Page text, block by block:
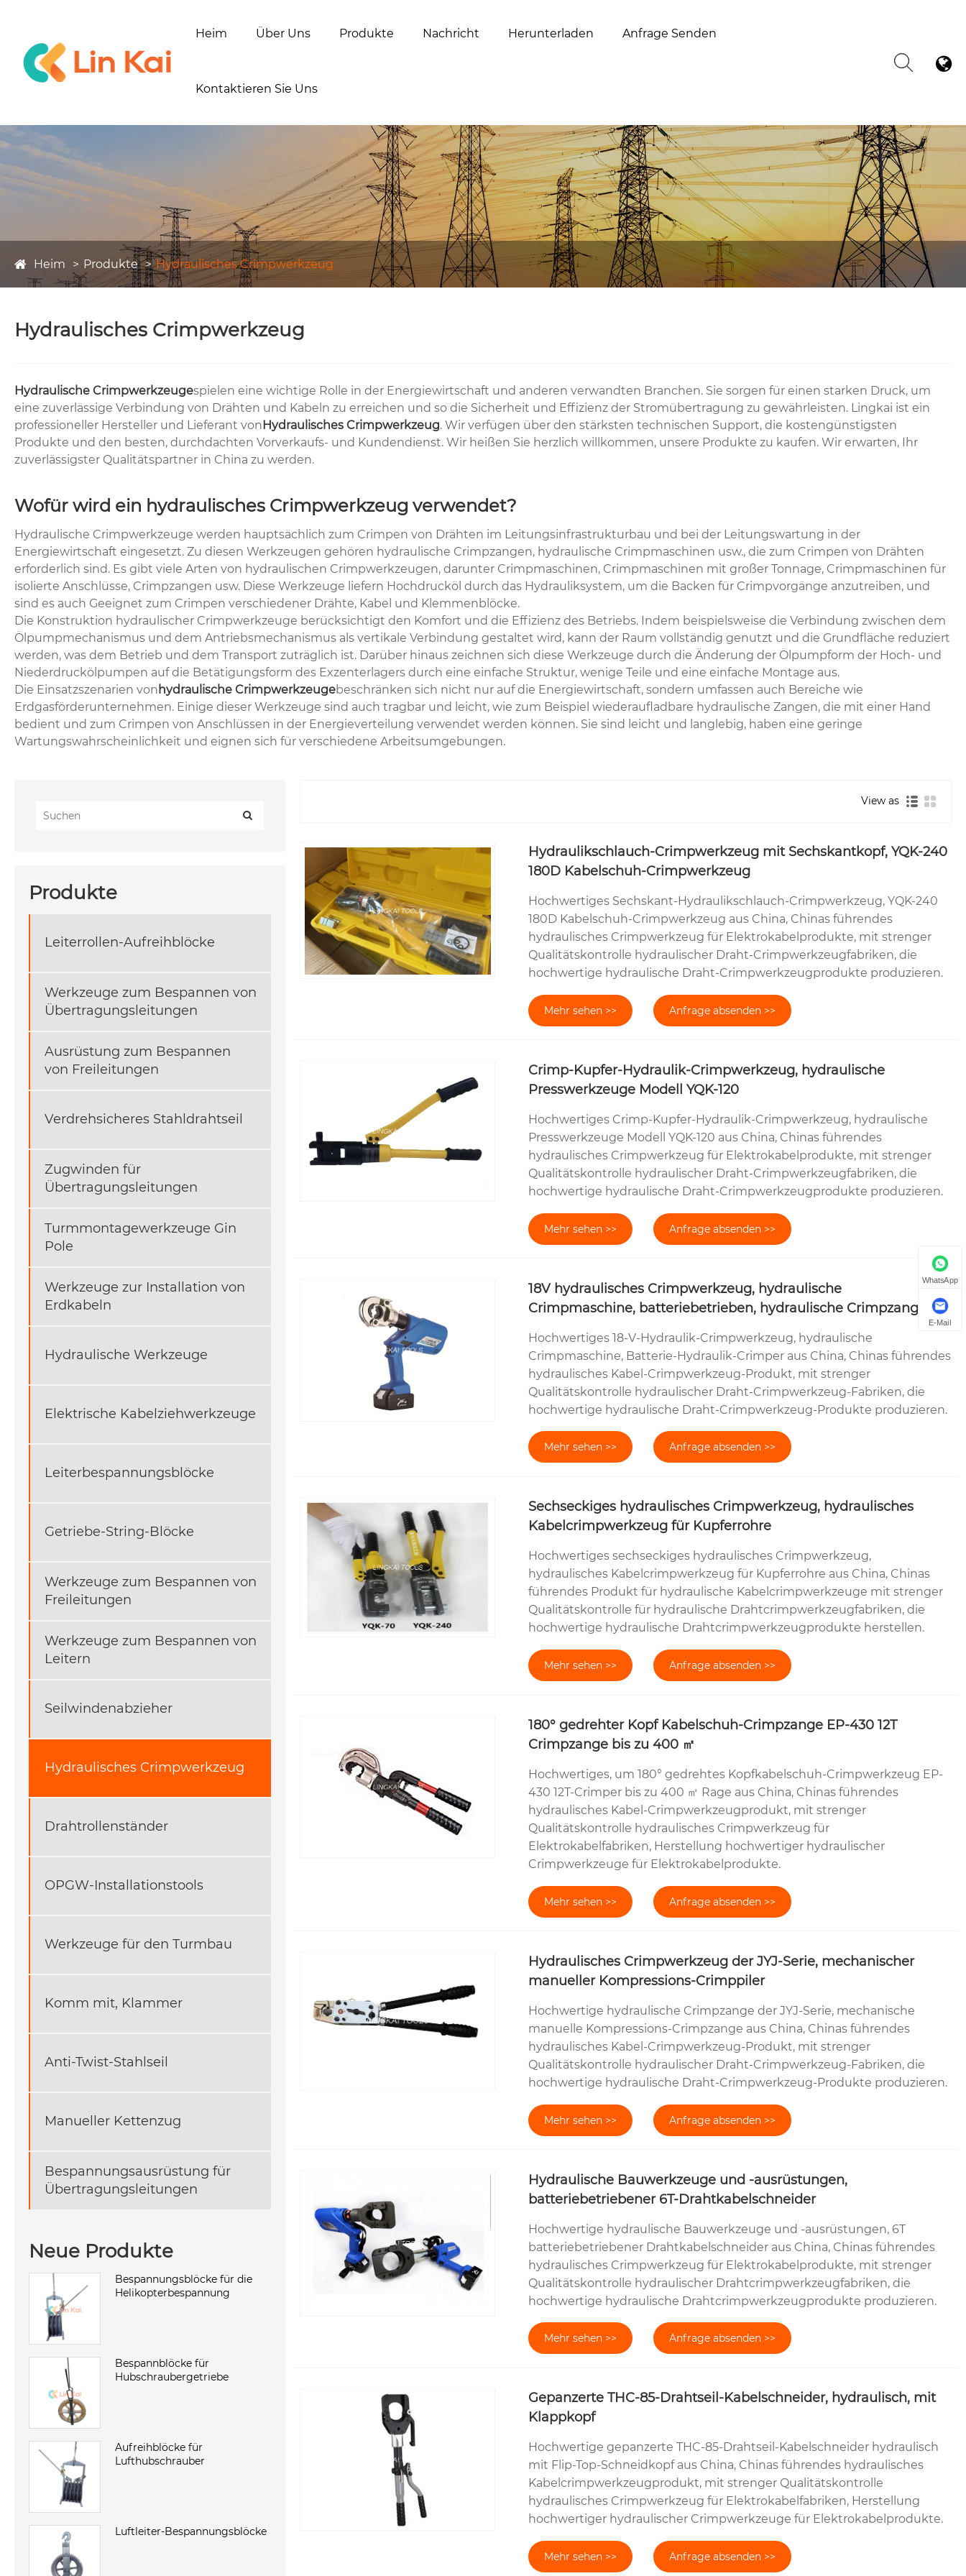
Heim Über Uns Produkte Nachricht Herunterladen Anfrage Senden
Kontaktieren Sie Uns
Heim Produkte Hydraulisches Crimpwerkzeug
Hydraulisches Crimpwerkzeug
Hydraulische Crimpwerkzeugespielen eine wichtige Rolle in der Energiewirtschaft und anderen verwandten Branchen. Sie sorgen für einen starken Druck, um
eine zuverlässige Verbindung von Drähten und Kabeln zu erreichen und so die Sicherheit und Effizienz der Stromübertragung zu gewährleisten. Lingkai ist ein
professioneller Hersteller und Lieferant von Hydraulisches Crimpwerkzeug. Wir verfügen über den stärksten technischen Support, die kostengünstigsten
Produkte und den besten, durchdachten Vorverkaufs- und Kundendienst. Wir heißen Sie herzlich willkommen, unsere Produkte zu kaufen. Wir erwarten, Ihr
zuverlässigster Qualitätspartner in China zu werden.
Wofür wird ein hydraulisches Crimpwerkzeug verwendet?
Hydraulische Crimpwerkzeuge werden hauptsächlich zum Crimpen von Drähten im Leitungsinfrastrukturbau und bei der Leitungswartung in der
Energiewirtschaft eingesetzt. Zu diesen Werkzeugen gehören hydraulische Crimpzangen, hydraulische Crimpmaschinen usw., die zum Crimpen von Drähten
erforderlich sind. Es gibt viele Arten von hydraulischen Crimpwerkzeugen, darunter Crimpmaschinen, Crimpmaschinen mit großer Tonnage, Crimpmaschinen für
isolierte Anschlüsse, Crimpzangen usw. Diese Werkzeuge liefern Hochdrucköl durch das Hydrauliksystem, um die Backen für Crimpvorgänge anzutreiben, und
sind es auch Geeignet zum Crimpen verschiedener Drähte, Kabel und Klemmenblöcke.
Die Konstruktion hydraulischer Crimpwerkzeuge berücksichtigt den Komfort und die Effizienz des Betriebs. Indem beispielsweise die Verbindung zwischen dem
Ölpumpmechanismus und dem Antriebsmechanismus als vertikale Verbindung gestaltet wird, kann der Raum vollständig genutzt und die Grundfläche reduziert
werden, was dem Betrieb und dem Transport zuträglich ist. Darüber hinaus zeichnen sich diese Werkzeuge durch die Änderung der Ölpumpform der Hoch- und
Niederdruckölpumpen auf die Betätigungsform des Exzenterlagers durch eine einfache Struktur, wenige Teile und eine einfache Montage aus.
Die Einsatzszenarien von hydraulische Crimpwerkzeugebeschränken sich nicht nur auf die Energiewirtschaft, sondern umfassen auch Bereiche wie
Erdgasförderunternehmen. Einige dieser Werkzeuge sind auch tragbar und leicht, wie zum Beispiel wiederaufladbare hydraulische Zangen, die mit einer Hand
bedient und zum Crimpen von Anschlüssen in der Energieverteilung verwendet werden können. Sie sind leicht und langlebig, haben eine geringe
Wartungswahrscheinlichkeit und eignen sich für verschiedene Arbeitsumgebungen.
Produkte
Leiterrollen-Aufreihblöcke
Werkzeuge zum Bespannen von
Übertragungsleitungen
Ausrüstung zum Bespannen
von Freileitungen
Verdrehsicheres Stahldrahtseil
Zugwinden für
Übertragungsleitungen
Turmmontagewerkzeuge Gin
Pole
Werkzeuge zur Installation von
Erdkabeln
Hydraulische Werkzeuge
Elektrische Kabelziehwerkzeuge
Leiterbespannungsblöcke
Getriebe-String-Blöcke
Werkzeuge zum Bespannen von
Freileitungen
Werkzeuge zum Bespannen von
Leitern
Seilwindenabzieher
Hydraulisches Crimpwerkzeug
Drahtrollenständer
OPGW-Installationstools
Werkzeuge für den Turmbau
Komm mit, Klammer
Anti-Twist-Stahlseil
Manueller Kettenzug
Bespannungsausrüstung für
Übertragungsleitungen
Neue Produkte
Bespannungsblöcke für die
Helikopterbespannung
Bespannblöcke für
Hubschraubergetriebe
Aufreihblöcke für
Lufthubschrauber
Luftleiter-Bespannungsblöcke
View as
Hydraulikschlauch-Crimpwerkzeug mit Sechskantkopf, YQK-240
180D Kabelschuh-Crimpwerkzeug
Hochwertiges Sechskant-Hydraulikschlauch-Crimpwerkzeug, YQK-240
180D Kabelschuh-Crimpwerkzeug aus China, Chinas führendes
hydraulisches Crimpwerkzeug für Elektrokabelprodukte, mit strenger
Qualitätskontrolle hydraulischer Draht-Crimpwerkzeugfabriken, die
hochwertige hydraulische Draht-Crimpwerkzeugprodukte produzieren.
Mehr sehen >> Anfrage absenden >>
Crimp-Kupfer-Hydraulik-Crimpwerkzeug, hydraulische
Presswerkzeuge Modell YQK-120
Hochwertiges Crimp-Kupfer-Hydraulik-Crimpwerkzeug, hydraulische
Presswerkzeuge Modell YQK-120 aus China, Chinas führendes
hydraulisches Crimpwerkzeug für Elektrokabelprodukte, mit strenger
Qualitätskontrolle hydraulischer Draht-Crimpwerkzeugfabriken, die
hochwertige hydraulische Draht-Crimpwerkzeugprodukte produzieren.
Mehr sehen >> Anfrage absenden >>
18V hydraulisches Crimpwerkzeug, hydraulische
Crimpmaschine, batteriebetrieben, hydraulische Crimpzange
Hochwertiges 18-V-Hydraulik-Crimpwerkzeug, hydraulische
Crimpmaschine, Batterie-Hydraulik-Crimper aus China, Chinas führendes
hydraulisches Kabel-Crimpwerkzeug-Produkt, mit strenger
Qualitätskontrolle hydraulischer Draht-Crimpwerkzeug-Fabriken, die
hochwertige hydraulische Draht-Crimpwerkzeug-Produkte produzieren.
Mehr sehen >> Anfrage absenden >>
Sechseckiges hydraulisches Crimpwerkzeug, hydraulisches
Kabelcrimpwerkzeug für Kupferrohre
Hochwertiges sechseckiges hydraulisches Crimpwerkzeug,
hydraulisches Kabelcrimpwerkzeug für Kupferrohre aus China, Chinas
führendes Produkt für hydraulische Kabelcrimpwerkzeuge mit strenger
Qualitätskontrolle für hydraulische Drahtcrimpwerkzeugfabriken, die
hochwertige hydraulische Drahtcrimpwerkzeugprodukte herstellen.
Mehr sehen >> Anfrage absenden >>
180° gedrehter Kopf Kabelschuh-Crimpzange EP-430 12T
Crimpzange bis zu 400 ㎡
Hochwertiges, um 180° gedrehtes Kopfkabelschuh-Crimpwerkzeug EP-
430 12T-Crimper bis zu 400 ㎡ Rage aus China, Chinas führendes
hydraulisches Kabel-Crimpwerkzeugprodukt, mit strenger
Qualitätskontrolle hydraulisches Crimpwerkzeug für
Elektrokabelfabriken, Herstellung hochwertiger hydraulischer
Crimpwerkzeuge für Elektrokabelprodukte.
Mehr sehen >> Anfrage absenden >>
Hydraulisches Crimpwerkzeug der JYJ-Serie, mechanischer
manueller Kompressions-Crimppiler
Hochwertige hydraulische Crimpzange der JYJ-Serie, mechanische
manuelle Kompressions-Crimpzange aus China, Chinas führendes
hydraulisches Kabel-Crimpwerkzeug-Produkt, mit strenger
Qualitätskontrolle hydraulischer Draht-Crimpwerkzeug-Fabriken, die
hochwertige hydraulische Draht-Crimpwerkzeug-Produkte produzieren.
Mehr sehen >> Anfrage absenden >>
Hydraulische Bauwerkzeuge und -ausrüstungen,
batteriebetriebener 6T-Drahtkabelschneider
Hochwertige hydraulische Bauwerkzeuge und -ausrüstungen, 6T
batteriebetriebener Drahtkabelschneider aus China, Chinas führendes
hydraulisches Crimpwerkzeug für Elektrokabelprodukte, mit strenger
Qualitätskontrolle hydraulischer Drahtcrimpwerkzeugfabriken, die
hochwertige hydraulische Drahtcrimpwerkzeugprodukte produzieren.
Mehr sehen >> Anfrage absenden >>
Gepanzerte THC-85-Drahtseil-Kabelschneider, hydraulisch, mit
Klappkopf
Hochwertige gepanzerte THC-85-Drahtseil-Kabelschneider hydraulisch
mit Flip-Top-Schneidkopf aus China, Chinas führendes hydraulisches
Kabelcrimpwerkzeugprodukt, mit strenger Qualitätskontrolle
hydraulisches Crimpwerkzeug für Elektrokabelfabriken, Herstellung
hochwertiger hydraulischer Crimpwerkzeuge für Elektrokabelprodukte.
Mehr sehen >> Anfrage absenden >>
WhatsApp
E-Mail